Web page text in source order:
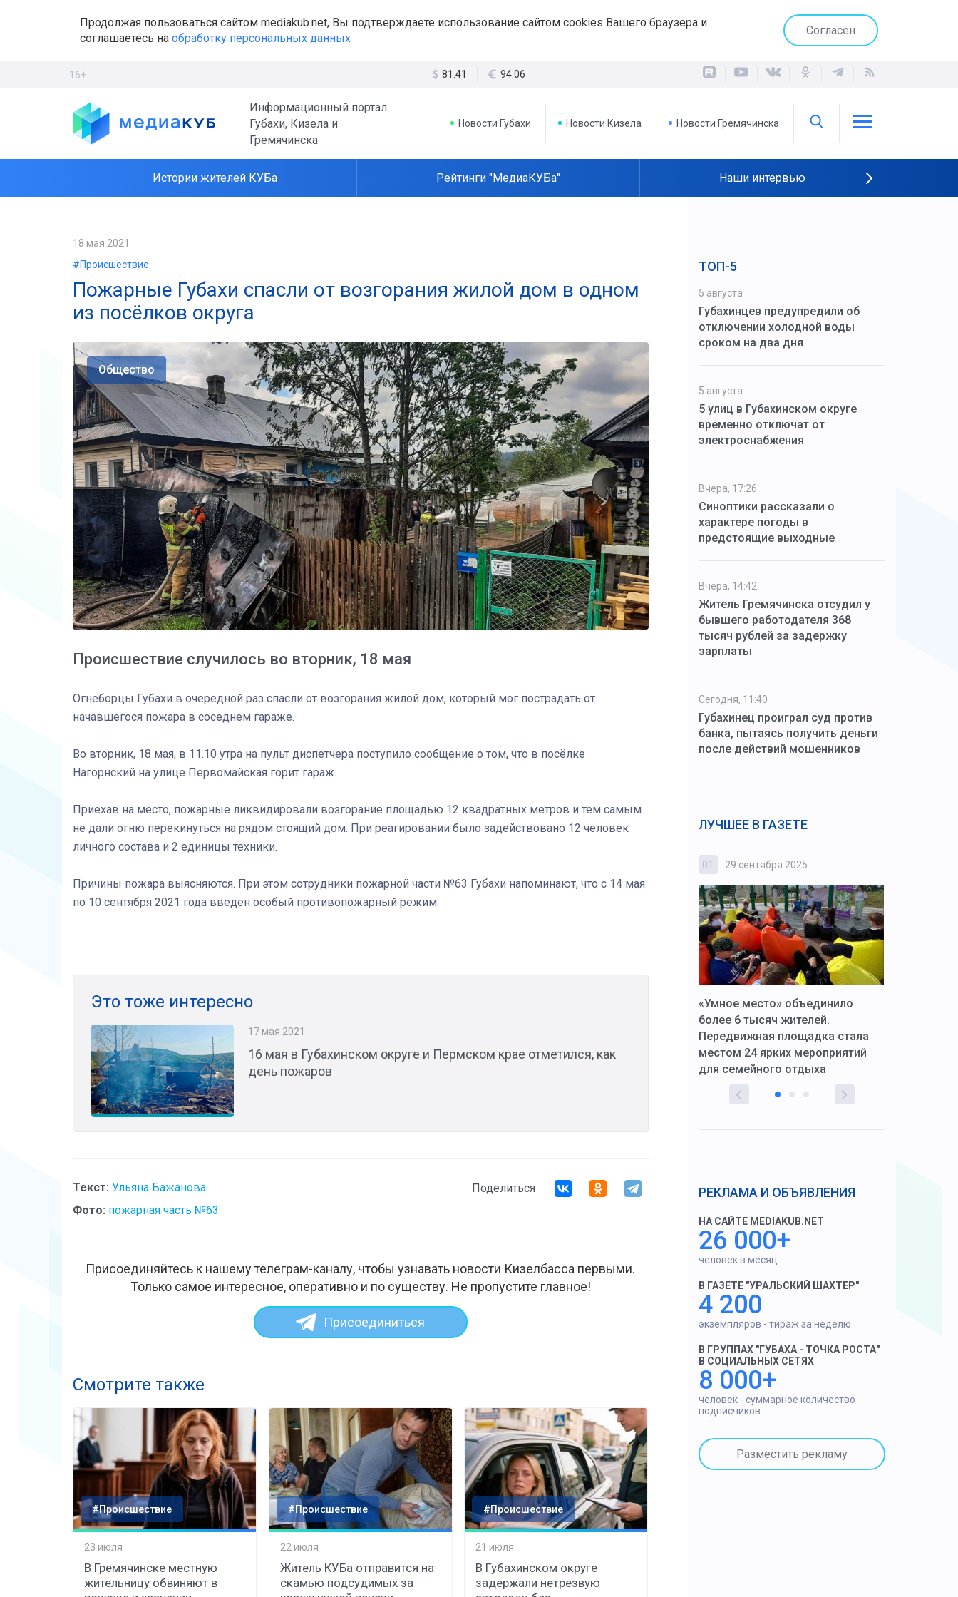
Продолжая пользоваться сайтом mediakub.net, Вы подтверждаете использование сайтом cookies Вашего браузера и
соглашаетесь на обработку персональных данных
Согласен
16+ 81.41 94.06
Информационный портал
Губахи, Кизела и
Гремячинска
Новости Губахи Новости Кизела Новости Гремячинска
Истории жителей КУБа Рейтинги "МедиаКУБа" Наши интервью
18 мая 2021
#Происшествие
Пожарные Губахи спасли от возгорания жилой дом в одном
из посёлков округа
Общество
Происшествие случилось во вторник, 18 мая
Огнеборцы Губахи в очередной раз спасли от возгорания жилой дом, который мог пострадать от
начавшегося пожара в соседнем гараже.
Во вторник, 18 мая, в 11.10 утра на пульт диспетчера поступило сообщение о том, что в посёлке
Нагорнский на улице Первомайская горит гараж.
Приехав на место, пожарные ликвидировали возгорание площадью 12 квадратных метров и тем самым
не дали огню перекинуться на рядом стоящий дом. При реагировании было задействовано 12 человек
личного состава и 2 единицы техники.
Причины пожара выясняются. При этом сотрудники пожарной части №63 Губахи напоминают, что с 14 мая
по 10 сентября 2021 года введён особый противопожарный режим.
Это тоже интересно
17 мая 2021
​16 мая в Губахинском округе и Пермском крае отметился, как
день пожаров
Текст: Ульяна Бажанова
Фото: пожарная часть №63
Поделиться
Присоединяйтесь к нашему телеграм-каналу, чтобы узнавать новости Кизелбасса первыми.
Только самое интересное, оперативно и по существу. Не пропустите главное!
Присоединиться
Смотрите также
#Происшествие
23 июля
В Гремячинске местную
жительницу обвиняют в
#Происшествие
22 июля
Житель КУБа отправится на
скамью подсудимых за
#Происшествие
21 июля
В Губахинском округе
задержали нетрезвую
ТОП-5
5 августа
Губахинцев предупредили об
отключении холодной воды
сроком на два дня
5 августа
5 улиц в Губахинском округе
временно отключат от
электроснабжения
Вчера, 17:26
Синоптики рассказали о
характере погоды в
предстоящие выходные
Вчера, 14:42
Житель Гремячинска отсудил у
бывшего работодателя 368
тысяч рублей за задержку
зарплаты
Сегодня, 11:40
Губахинец проиграл суд против
банка, пытаясь получить деньги
после действий мошенников
ЛУЧШЕЕ В ГАЗЕТЕ
реальностью свою детскую
01 29 сентября 2025
«Умное место» объединило
более 6 тысяч жителей.
Передвижная площадка стала
местом 24 ярких мероприятий
для семейного отдыха
РЕКЛАМА И ОБЪЯВЛЕНИЯ
НА САЙТЕ MEDIAKUB.NET
26 000+
человек в месяц
В ГАЗЕТЕ "УРАЛЬСКИЙ ШАХТЕР"
4 200
экземпляров - тираж за неделю
В ГРУППАХ "ГУБАХА - ТОЧКА РОСТА"
В СОЦИАЛЬНЫХ СЕТЯХ
8 000+
человек - суммарное количество
подписчиков
Разместить рекламу